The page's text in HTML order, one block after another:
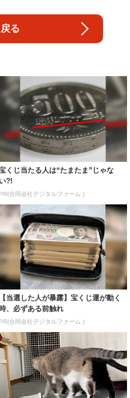
る
くじ当たる人は“たまたま”じゃな
い?!
PR(合同会社デジタルファーム )
【当選した人が暴露】宝くじ運が動く
、必ずある前触れ
PR(合同会社デジタルファーム )